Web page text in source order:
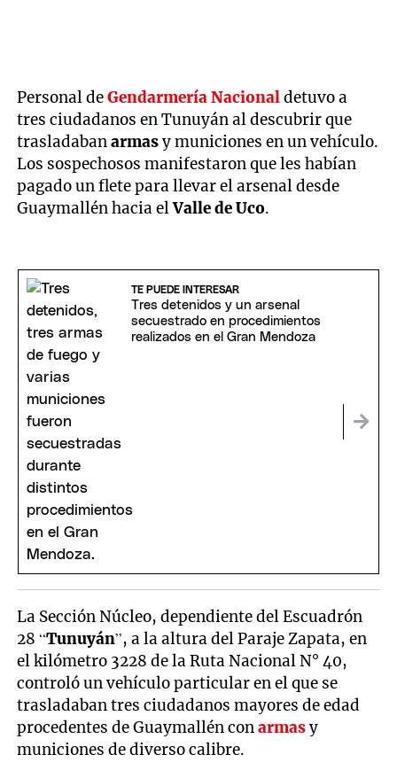
Personal deGendarmería Nacionaldetuvo a
tres ciudadanos en Tunuyánal descubrir que
trasladabanarmasy municiones en un vehículo.
Los sospechosos manifestaron que les habían
pagado un flete para llevar el arsenal desde
Guaymallén hacia elValle de Uco.
TE PUEDE INTERESAR
Tres detenidos y un arsenal
secuestrado en procedimientos
realizados en el Gran Mendoza
La Sección Núcleo, dependiente del Escuadrón
28 “Tunuyán”, a la altura del Paraje Zapata, en
el kilómetro 3228 de la Ruta Nacional N° 40,
controló un vehículo particular en el que se
trasladaban tres ciudadanos mayores de edad
procedentes de Guaymallén conarmasy
municiones de diverso calibre.